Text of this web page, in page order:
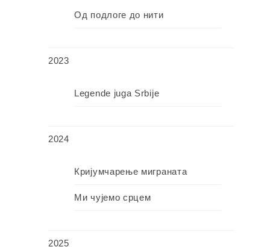
Од подлоге до нити
2023
Legende juga Srbije
2024
Кријумчарење миграната
Ми чујемо срцем
2025